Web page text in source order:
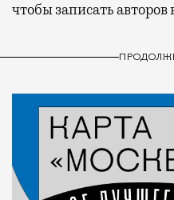
чтобы записать авторов